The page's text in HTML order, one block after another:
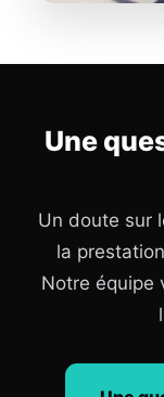
Une
Un doute sur
la
Notre équipe